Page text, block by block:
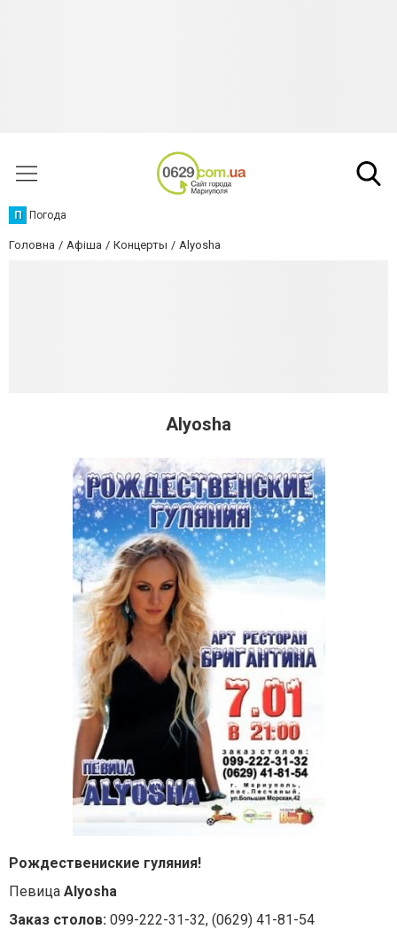
П Погода
Головна Афіша Концерты Alyosha
Alyosha
Рождествениские гуляния!
Певица Alyosha
Заказ столов: 099-222-31-32, (0629) 41-81-54